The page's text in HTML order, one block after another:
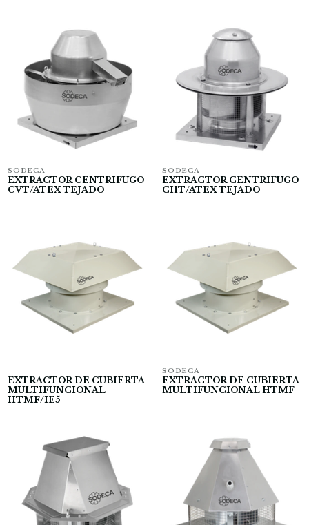
SODECA
EXTRACTOR CENTRIFUGO
CVT/ATEX TEJADO
SODECA
EXTRACTOR CENTRIFUGO
CHT/ATEX TEJADO
EXTRACTOR DE CUBIERTA
MULTIFUNCIONAL
HTMF/IE5
SODECA
EXTRACTOR DE CUBIERTA
MULTIFUNCIONAL HTMF